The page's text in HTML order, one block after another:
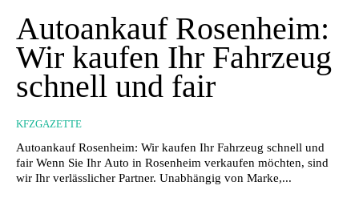
Autoankauf Rosenheim:
Wir kaufen Ihr Fahrzeug
schnell und fair
KFZGAZETTE
Autoankauf Rosenheim: Wir kaufen Ihr Fahrzeug schnell und
fair Wenn Sie Ihr Auto in Rosenheim verkaufen möchten, sind
wir Ihr verlässlicher Partner. Unabhängig von Marke,...